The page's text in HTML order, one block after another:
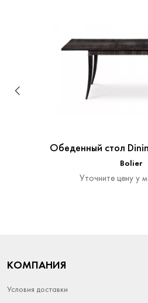
Обеденный стол
Bolier
Уточните цену у
КОМПАНИЯ
Условия доставки